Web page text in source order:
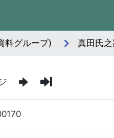
料グループ) 真田氏